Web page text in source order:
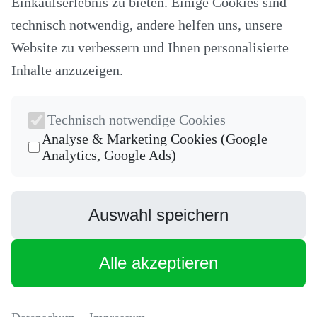
Stricken und Häkeln
Schneideplotter und Zubehör
Sticksoftware
Unsere Hersteller
Newsletter
Die neuesten Produkte und die besten Angebote per E-Mail, damit
Ihr nichts mehr verpasst.
Instagram
Versandkosten
Nähmaschinen Welt Online Shop - Alles rund um das Thema
Nähmaschinen
technisch notwendig, andere helfen uns, unsere
Website zu verbessern und Ihnen personalisierte
Inhalte anzuzeigen.
Technisch notwendige Cookies
Analyse & Marketing Cookies (Google
Analytics, Google Ads)
Auswahl speichern
Alle akzeptieren